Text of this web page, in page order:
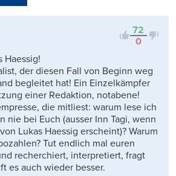
Kontrovers
72
0
Haessig!
der diesen Fall von Beginn weg
begleitet hat! Ein Einzelkämpfer
einer Redaktion, notabene!
die mitliest: warum lese ich
nie bei Euch (ausser Inn Tagi, wenn
Lukas Haessig erscheint)? Warum
Tut endlich mal euren
recherchiert, interpretiert, fragt
es auch wieder besser.